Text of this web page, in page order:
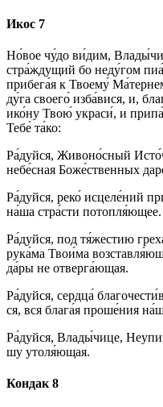
Икос 7
Но́вое чу́­до ви́­дим,
стра́ждущий бо неду́гом
прибега́я к Тво­ему́
ду́­га сво­его́ изба́вися, и,
ико́­ну Твою́ укра­си́, и
Те­бе́ та́­ко:
Ра́­дуй­ся, Жи­во­но́с­ный
не­бе́с­ная Бо­же́ст­вен­ных
Ра́­дуй­ся, ре­ко́ ис­це­ле́­ний
на́­ша стра́с­ти потопля́ющее.
Ра́­дуй­ся, под тя́жестию
рука́ма Твои́ма
да́ры не отверга́ющая.
Ра́­дуй­ся, серд­ца́
ся, вся бла­га́я про­ше́­ния
Ра́­дуй­ся, Вла­ды́­чи­це,
шу утоля́ющая.
Кондак 8